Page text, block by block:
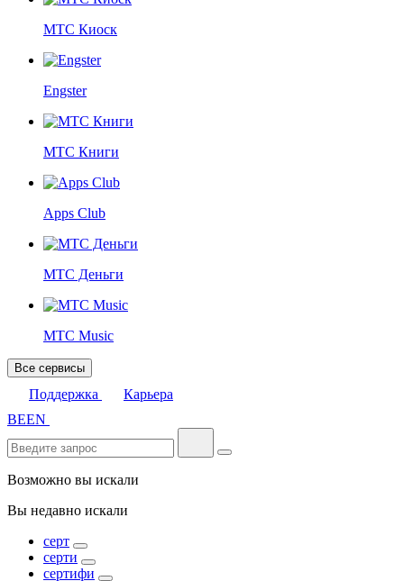
МТС Киоск
Engster
МТС Книги
Apps Club
МТС Деньги
МТС Music
Все сервисы
Поддержка
Карьера
BEEN
Возможно вы искали
Вы недавно искали
серт
серти
сертифи